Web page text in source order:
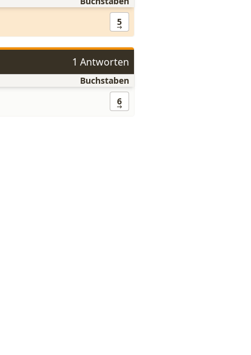
5
1 Antworten
Buchstaben
6